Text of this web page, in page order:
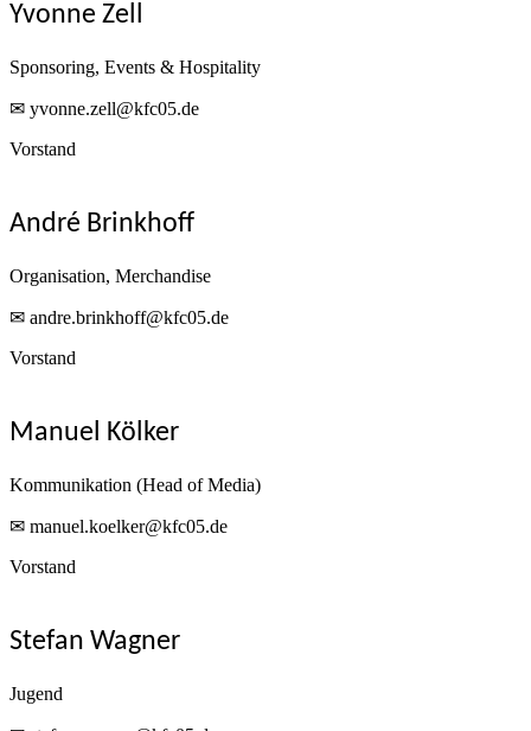
Yvonne Zell
Sponsoring, Events & Hospitality
✉ yvonne.zell@kfc05.de
Vorstand
André Brinkhoff
Organisation, Merchandise
✉ andre.brinkhoff@kfc05.de
Vorstand
Manuel Kölker
Kommunikation (Head of Media)
✉ manuel.koelker@kfc05.de
Vorstand
Stefan Wagner
Jugend